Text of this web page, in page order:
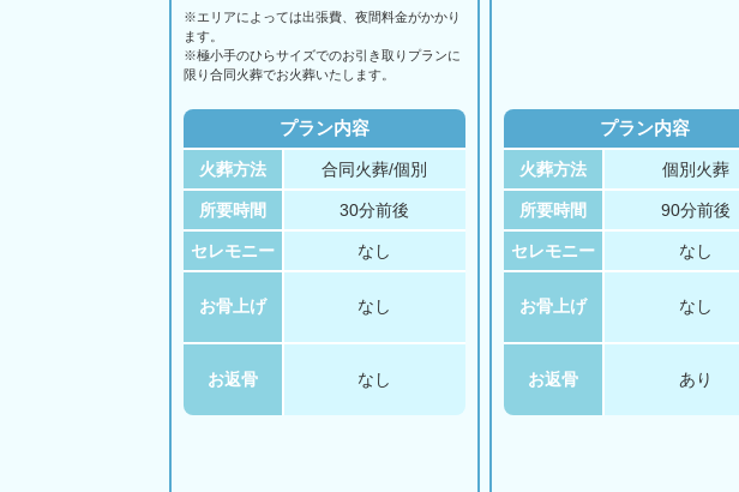
※エリアに よっては出張費、 夜間料金がかかり
ます。
※極小手のひらサイズでのお引き取りプランに
限り合同火葬でお火葬いたします。
プラン内容
火葬方法 合同火葬/個別
所要時間 30分前後
セレモニー なし
お骨上げ なし
お返骨 なし
プラン内容
火葬方法 個別火葬
所要時間 90分前後
セレモニー なし
お骨上げ なし
お返骨 あり